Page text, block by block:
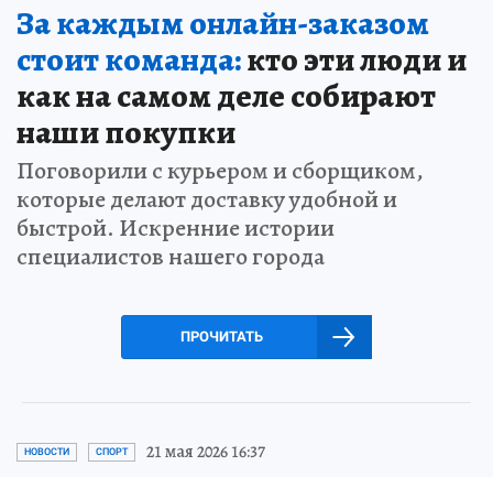
За каждым онлайн-заказом
стоит команда:кто эти люди и
как на самом деле собирают
наши покупки
Поговорили с курьером и сборщиком,
которые делают доставку удобной и
быстрой. Искренние истории
специалистов нашего города
ПРОЧИТАТЬ
НОВОСТИ СПОРТ 21 мая 2026 16:37